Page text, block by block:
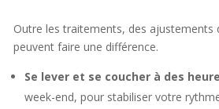
Outre les traitements, des ajustements
peuvent faire une différence.
Se lever et se coucher à des
week-end, pour stabiliser votre